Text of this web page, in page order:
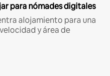
para nómades digitales
alojamiento para una
y área de